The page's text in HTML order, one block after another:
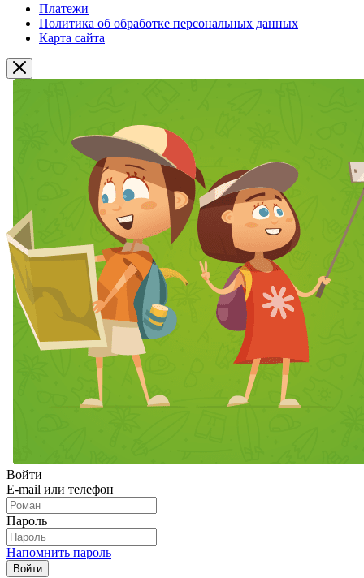
Платежи
Политика об обработке персональных данных
Карта сайта
Войти
E-mail или телефон
Пароль
Напомнить пароль